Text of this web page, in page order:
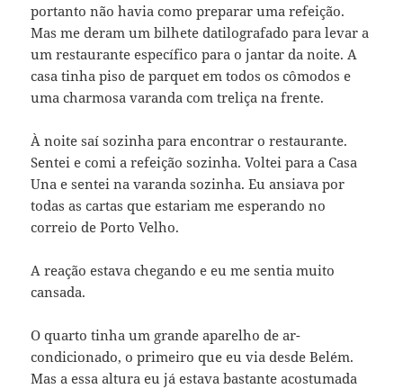
portanto não havia como preparar uma refeição.
Mas me deram um bilhete datilografado para levar a
um restaurante específico para o jantar da noite. A
casa tinha piso de parquet em todos os cômodos e
uma charmosa varanda com treliça na frente.
À noite saí sozinha para encontrar o restaurante.
Sentei e comi a refeição sozinha. Voltei para a Casa
Una e sentei na varanda sozinha. Eu ansiava por
todas as cartas que estariam me esperando no
correio de Porto Velho.
A reação estava chegando e eu me sentia muito
cansada.
O quarto tinha um grande aparelho de ar-
condicionado, o primeiro que eu via desde Belém.
Mas a essa altura eu já estava bastante acostumada